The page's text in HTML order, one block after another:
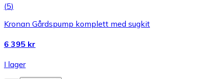
(5)
Kronan Gårdspump komplett med sugkit
6 395 kr
I lager